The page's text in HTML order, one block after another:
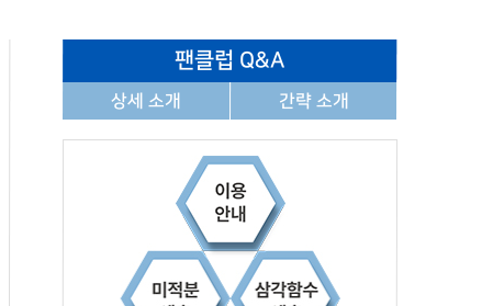
팬클럽 Q&A
상세 소개 간략 소개